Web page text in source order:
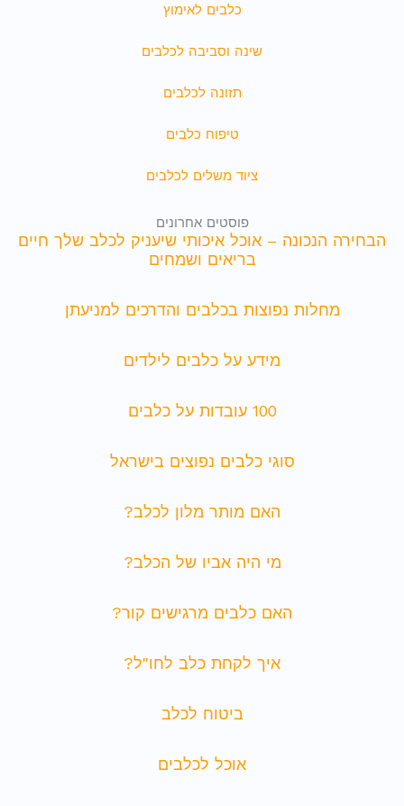
כלבים לאימוץ
שינה וסביבה לכלבים
תזונה לכלבים
טיפוח כלבים
ציוד משלים לכלבים
פוסטים אחרונים
הבחירה הנכונה – אוכל איכותי שיעניק לכלב שלך חיים
בריאים ושמחים
מחלות נפוצות בכלבים והדרכים למניעתן
מידע על כלבים לילדים
100 עובדות על כלבים
סוגי כלבים נפוצים בישראל
האם מותר מלון לכלב?
מי היה אביו של הכלב?
האם כלבים מרגישים קור?
איך לקחת כלב לחו"ל?
ביטוח לכלב
אוכל לכלבים